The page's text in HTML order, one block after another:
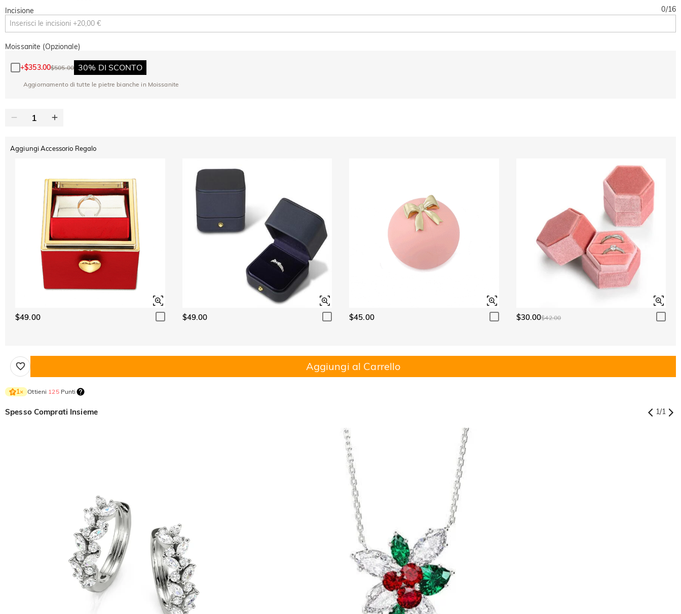
Incisione 0/16
Moissanite (Opzionale)
+$353.00$505.00 30% DI SCONTO
Aggiornamento di tutte le pietre bianche in Moissanite
Aggiungi Accessorio Regalo
$49.00 $49.00 $45.00 $30.00$42.00
Aggiungi al Carrello
1× Ottieni 125Punti
Spesso Comprati Insieme 1/1